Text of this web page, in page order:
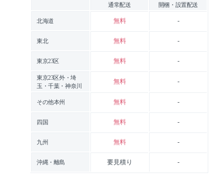
通常配送 開梱・設置配送
北海道 無料 -
東北 無料 -
東京23区 無料 -
東京23区外・埼
玉・千葉・神奈川
無料 -
その他本州 無料 -
四国 無料 -
九州 無料 -
沖縄・離島 要見積り -